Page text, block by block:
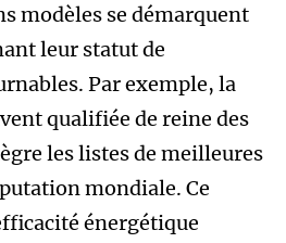
modèles se démarquent
leur statut de
Par exemple, la
qualifiée de reine des
les listes de meilleures
mondiale. Ce
énergétique